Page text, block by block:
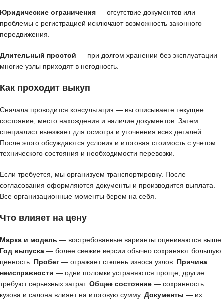
Юридические ограничения — отсутствие документов или
проблемы с регистрацией исключают возможность законного
передвижения.
Длительный простой — при долгом хранении без эксплуатации
многие узлы приходят в негодность.
Как проходит выкуп
Сначала проводится консультация — вы описываете текущее
состояние, место нахождения и наличие документов. Затем
специалист выезжает для осмотра и уточнения всех деталей.
После этого обсуждаются условия и итоговая стоимость с учетом
технического состояния и необходимости перевозки.
Если требуется, мы организуем транспортировку. После
согласования оформляются документы и производится выплата.
Все организационные моменты берем на себя.
Что влияет на цену
Марка и модель — востребованные варианты оцениваются выше.
Год выпуска — более свежие версии обычно сохраняют большую
ценность. Пробег — отражает степень износа узлов. Причина
неисправности — одни поломки устраняются проще, другие
требуют серьезных затрат. Общее состояние — сохранность
кузова и салона влияет на итоговую сумму. Документы — их